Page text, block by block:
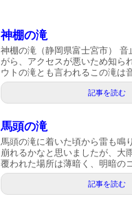
神棚の滝
神棚の滝（静岡県富士宮市） 音
がら、アクセスが悪いため知ら
ウトの滝とも言われるこの滝は
記事を読む
馬頭の滝
馬頭の滝に着いた頃から雷も鳴
崩れるかなと思いましたが、大
覆われた場所は薄暗く、明暗の
記事を読む